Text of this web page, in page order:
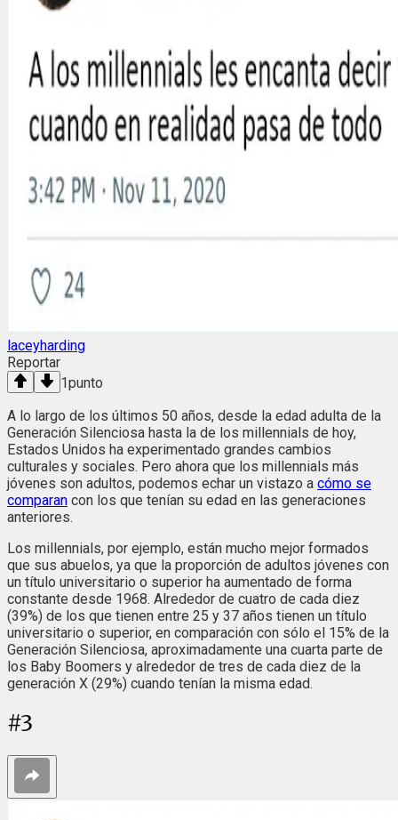
laceyharding
Reportar
1punto
A lo largo de los últimos 50 años, desde la edad adulta de la
Generación Silenciosa hasta la de los millennials de hoy,
Estados Unidos ha experimentado grandes cambios
culturales y sociales. Pero ahora que los millennials más
jóvenes son adultos, podemos echar un vistazo a cómo se
comparan con los que tenían su edad en las generaciones
anteriores.
Los millennials, por ejemplo, están mucho mejor formados
que sus abuelos, ya que la proporción de adultos jóvenes con
un título universitario o superior ha aumentado de forma
constante desde 1968. Alrededor de cuatro de cada diez
(39%) de los que tienen entre 25 y 37 años tienen un título
universitario o superior, en comparación con sólo el 15% de la
Generación Silenciosa, aproximadamente una cuarta parte de
los Baby Boomers y alrededor de tres de cada diez de la
generación X (29%) cuando tenían la misma edad.
#3